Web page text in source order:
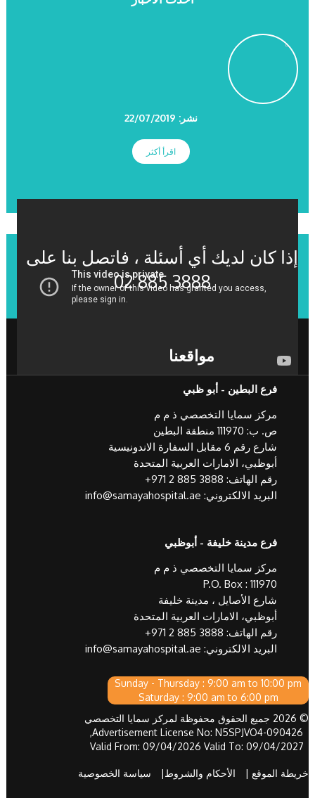
نشر: 22/07/2019
اقرأ أكثر
إذا كان لديك أي أسئلة ، فاتصل بنا على
02 885 3888
مواقعنا
فرع البطين - أبو ظبي
مركز سمايا التخصصي ذ م م
ص. ب: 111970 منطقة البطين
شارع رقم 6 مقابل السفارة الاندونيسية
أبوظبي، الامارات العربية المتحدة
رقم الهاتف:+971 2 885 3888
البريد الالكتروني:info@samayahospital.ae
فرع مدينة خليفة - أبوظبي
مركز سمايا التخصصي ذ م م
P.O. Box : 111970
شارع الأصايل ، مدينة خليفة
أبوظبي، الامارات العربية المتحدة
رقم الهاتف:+971 2 885 3888
البريد الالكتروني:info@samayahospital.ae
Sunday - Thursday : 9:00 am to 10:00 pm
Saturday : 9:00 am to 6:00 pm
© 2026 جميع الحقوق محفوظة لمركز سمايا التخصصي
Advertisement License No: N5SPJVO4-090426,
Valid From: 09/04/2026 Valid To: 09/04/2027
خريطة الموقع | الأحكام والشروط| سياسة الخصوصية